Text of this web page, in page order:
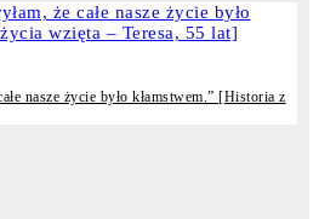
nasze życie było kłamstwem.” [Historia z